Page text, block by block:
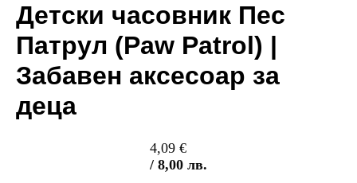
Детски часовник Пес
Патрул (Paw Patrol) |
Забавен аксесоар за
деца
4,09 €
/ 8,00 лв.